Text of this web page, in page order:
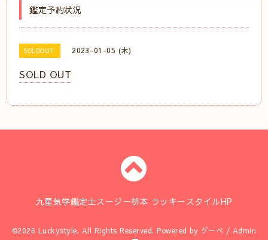
鑑定予約状況
SOLDOUT 2023-01-05 (木)
SOLD OUT
九星気学鑑定士スージー枡本 ラッキースタイルHP
©2026 Luckystyle. All Rights Reserved. Powered by グーペ / Admin